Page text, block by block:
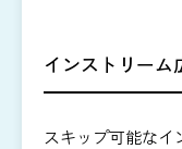
インストリーム
スキップ可能な